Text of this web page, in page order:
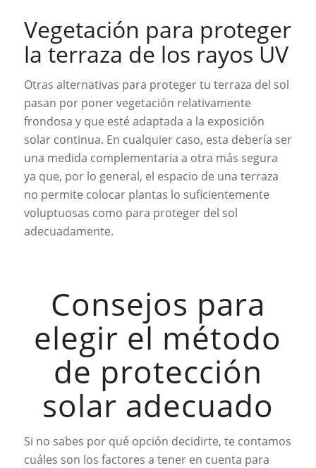
Vegetación para proteger
la terraza de los rayos UV
Otras alternativas para proteger tu terraza del sol
pasan por poner vegetación relativamente
frondosa y que esté adaptada a la exposición
solar continua. En cualquier caso, esta debería ser
una medida complementaria a otra más segura
ya que, por lo general, el espacio de una terraza
no permite colocar plantas lo suficientemente
voluptuosas como para proteger del sol
adecuadamente.
Consejos para
elegir el método
de protección
solar adecuado
Si no sabes por qué opción decidirte, te contamos
cuáles son los factores a tener en cuenta para